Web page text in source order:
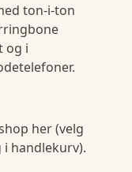
ton-i-ton
og i
her (velg
handlekurv).